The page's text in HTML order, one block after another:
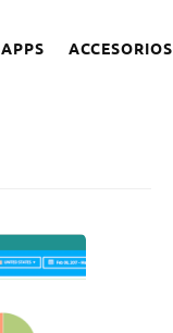
APPS ACCESORIOS